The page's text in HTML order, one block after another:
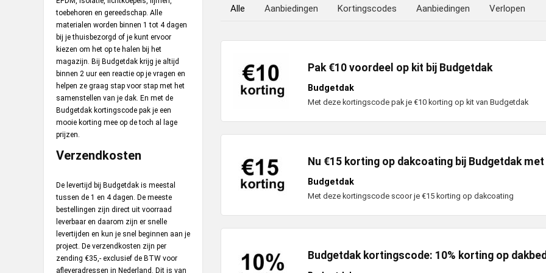
toebehoren en gereedschap. Alle
materialen worden binnen 1 tot 4 dagen
bij je thuisbezorgd of je kunt ervoor
kiezen om het op te halen bij het
magazijn. Bij Budgetdak krijg je altijd
binnen 2 uur een reactie op je vragen en
helpen ze graag stap voor stap met het
samenstellen van je dak. En met de
Budgetdak kortingscode pak je een
mooie korting mee op de toch al lage
prijzen.
Verzendkosten
De levertijd bij Budgetdak is meestal
tussen de 1 en 4 dagen. De meeste
bestellingen zijn direct uit voorraad
leverbaar en daarom zijn er snelle
levertijden en kun je snel beginnen aan je
project. De verzendkosten zijn per
zending €35,- exclusief de BTW voor
afleveradressen in Nederland. Dit is van
Alle Aanbiedingen Kortingscodes Aanbiedingen Verlopen
Pak €10 voordeel op kit bij Budgetdak
Budgetdak
Met deze kortingscode pak je €10 korting op kit van Budgetdak
Nu €15 korting op dakcoating bij Budgetdak
Budgetdak
Met deze kortingscode scoor je €15 korting op dakcoating
Budgetdak kortingscode: 10% korting op